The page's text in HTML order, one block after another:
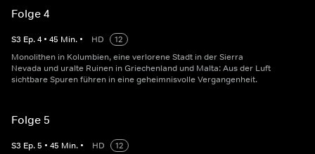
Folge 4
S3 Ep.4 • 45 Min. • HD
12
Monolithen in Kolumbien, eine verlorene Stadt in der Sierra
Nevada und uralte Ruinen in Griechenland und Malta: Aus der Luft
sichtbare Spuren führen in eine geheimnisvolle Vergangenheit.
Folge 5
S3 Ep.5 • 45 Min. • HD
12